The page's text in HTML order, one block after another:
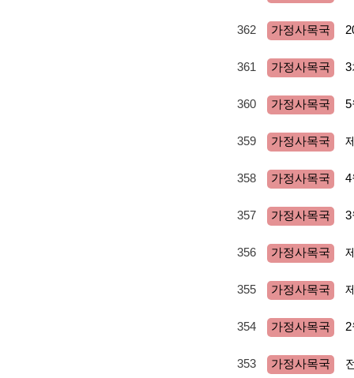
362 가정사목국
361 가정사목국
360 가정사목국
359 가정사목국
358 가정사목국
357 가정사목국
356 가정사목국
355 가정사목국
354 가정사목국
353 가정사목국